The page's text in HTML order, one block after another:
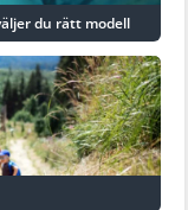
du rätt modell